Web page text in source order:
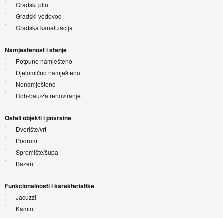
Gradski plin
Gradski vodovod
Gradska kanalizacija
Namještenost i stanje
Potpuno namješteno
Djelomično namješteno
Nenamješteno
Roh-bau/Za renoviranje
Ostali objekti i površine
Dvorište/vrt
Podrum
Spremište/šupa
Bazen
Funkcionalnosti i karakteristike
Jacuzzi
Kamin